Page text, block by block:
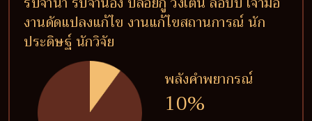
งานดัดแปลงแก้ไข งานแก้ไขสถานการณ์ นัก
ประดิษฐ์ นักวิจัย
พลังคำพยากรณ์
10%